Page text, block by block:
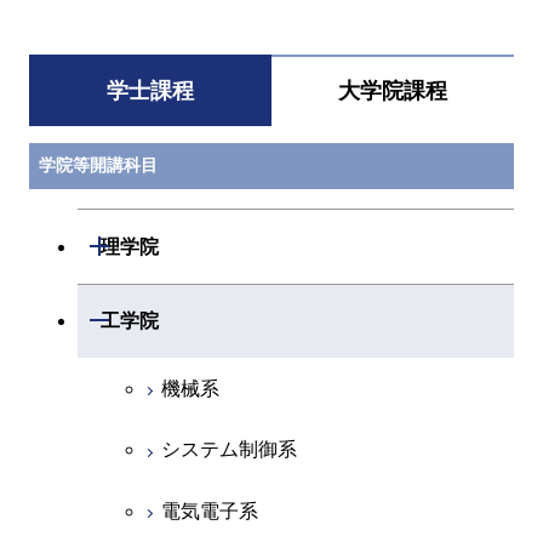
学士課程 大学院課程
学院等開講科目
理学院
開閉
物理学系
地球惑星科学系
工学院
開閉
機械系
システム制御系
電気電子系